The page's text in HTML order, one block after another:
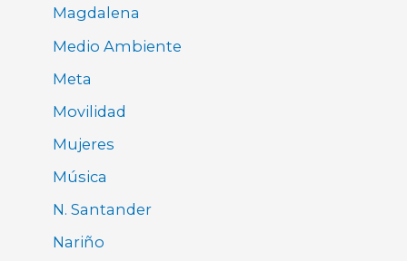
Magdalena
Medio Ambiente
Meta
Movilidad
Mujeres
Música
N. Santander
Nariño